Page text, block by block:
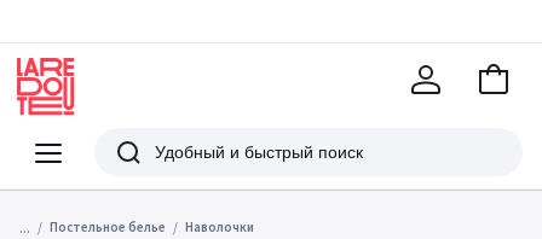
Меню
Redoute
Поиск
В
... Постельное белье Наволочки